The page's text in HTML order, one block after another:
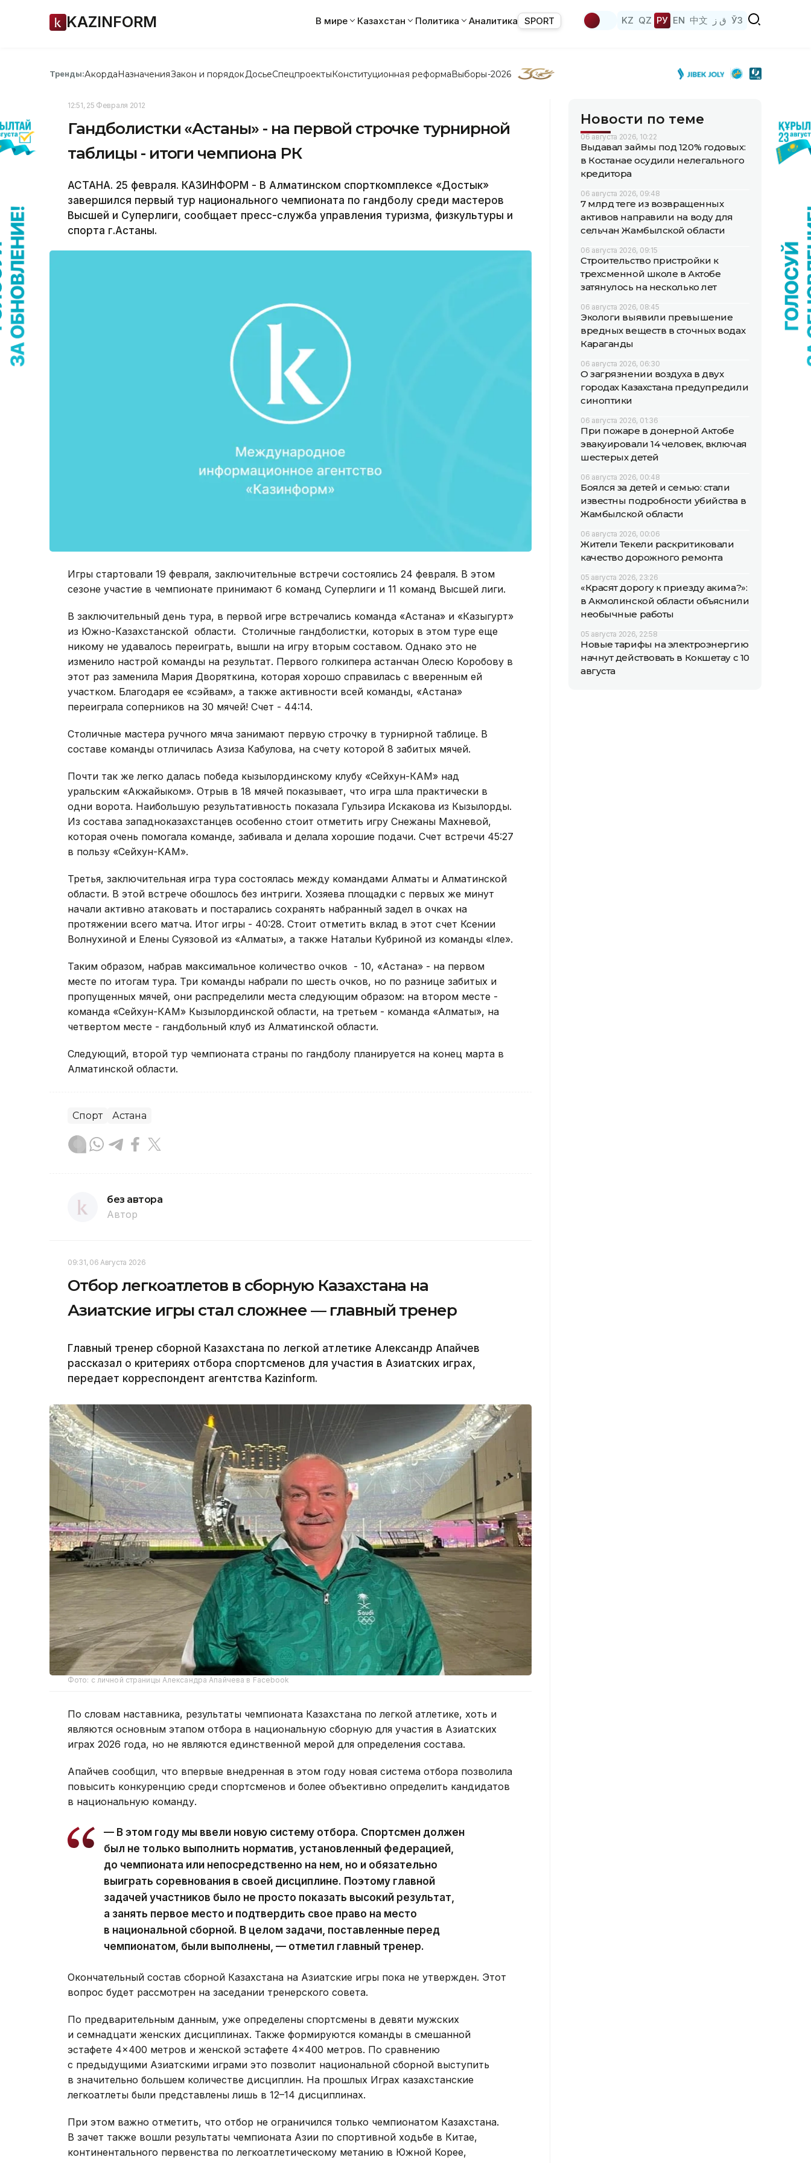
KAZINFORM В мире Казахстан Политика Аналитика SPORT KZ QZ РУ EN 中文 ق ز ЎЗ
Тренды:АкордаНазначенияЗакон и порядок ДосьеСпецпроектыКонституционная реформаВыборы-2026
12:51, 25 Февраля 2012
Гандболистки «Астаны» - на первой строчке турнирной
таблицы - итоги чемпиона РК
АСТАНА. 25 февраля. КАЗИНФОРМ - В Алматинском спорткомплексе «Достык»
завершился первый тур национального чемпионата по гандболу среди мастеров
Высшей и Суперлиги, сообщает пресс-служба управления туризма, физкультуры и
спорта г.Астаны.
Игры стартовали 19 февраля, заключительные встречи состоялись 24 февраля. В этом
сезоне участие в чемпионате принимают 6 команд Суперлиги и 11 команд Высшей лиги.
В заключительный день тура, в первой игре встречались команда «Астана» и «Казыгурт»
из Южно-Казахстанской области. Столичные гандболистки, которых в этом туре еще
никому не удавалось переиграть, вышли на игру вторым составом. Однако это не
изменило настрой команды на результат. Первого голкипера астанчан Олесю Коробову в
этот раз заменила Мария Дворяткина, которая хорошо справилась с вверенным ей
участком. Благодаря ее «сэйвам», а также активности всей команды, «Астана»
переиграла соперников на 30 мячей! Счет - 44:14.
Столичные мастера ручного мяча занимают первую строчку в турнирной таблице. В
составе команды отличилась Азиза Кабулова, на счету которой 8 забитых мячей.
Почти так же легко далась победа кызылординскому клубу «Сейхун-КАМ» над
уральским «Акжайыком». Отрыв в 18 мячей показывает, что игра шла практически в
одни ворота. Наибольшую результативность показала Гульзира Искакова из Кызылорды.
Из состава западноказахстанцев особенно стоит отметить игру Снежаны Махневой,
которая очень помогала команде, забивала и делала хорошие подачи. Счет встречи 45:27
в пользу «Сейхун-КАМ».
Третья, заключительная игра тура состоялась между командами Алматы и Алматинской
области. В этой встрече обошлось без интриги. Хозяева площадки с первых же минут
начали активно атаковать и постарались сохранять набранный задел в очках на
протяжении всего матча. Итог игры - 40:28. Стоит отметить вклад в этот счет Ксении
Волнухиной и Елены Суязовой из «Алматы», а также Натальи Кубриной из команды «Іле».
Таким образом, набрав максимальное количество очков - 10, «Астана» - на первом
месте по итогам тура. Три команды набрали по шесть очков, но по разнице забитых и
пропущенных мячей, они распределили места следующим образом: на втором месте -
команда «Сейхун-КАМ» Кызылординской области, на третьем - команда «Алматы», на
четвертом месте - гандбольный клуб из Алматинской области.
Следующий, второй тур чемпионата страны по гандболу планируется на конец марта в
Алматинской области.
Спорт Астана
без автора
Автор
09:31, 06 Августа 2026
Отбор легкоатлетов в сборную Казахстана на
Азиатские игры стал сложнее — главный тренер
Главный тренер сборной Казахстана по легкой атлетике Александр Апайчев
рассказал о критериях отбора спортсменов для участия в Азиатских играх,
передает корреспондент агентства Kazinform.
Фото: с личной страницы Александра Апайчева в Facebook
По словам наставника, результаты чемпионата Казахстана по легкой атлетике, хоть и
являются основным этапом отбора в национальную сборную для участия в Азиатских
играх 2026 года, но не являются единственной мерой для определения состава.
Апайчев сообщил, что впервые внедренная в этом году новая система отбора позволила
повысить конкуренцию среди спортсменов и более объективно определить кандидатов
в национальную команду.
— В этом году мы ввели новую систему отбора. Спортсмен должен
был не только выполнить норматив, установленный федерацией,
до чемпионата или непосредственно на нем, но и обязательно
выиграть соревнования в своей дисциплине. Поэтому главной
задачей участников было не просто показать высокий результат,
а занять первое место и подтвердить свое право на место
в национальной сборной. В целом задачи, поставленные перед
чемпионатом, были выполнены, — отметил главный тренер.
Окончательный состав сборной Казахстана на Азиатские игры пока не утвержден. Этот
вопрос будет рассмотрен на заседании тренерского совета.
По предварительным данным, уже определены спортсмены в девяти мужских
и семнадцати женских дисциплинах. Также формируются команды в смешанной
эстафете 4×400 метров и женской эстафете 4×400 метров. По сравнению
с предыдущими Азиатскими играми это позволит национальной сборной выступить
в значительно большем количестве дисциплин. На прошлых Играх казахстанские
легкоатлеты были представлены лишь в 12–14 дисциплинах.
При этом важно отметить, что отбор не ограничился только чемпионатом Казахстана.
В зачет также вошли результаты чемпионата Азии по спортивной ходьбе в Китае,
континентального первенства по легкоатлетическому метанию в Южной Корее,
Новости по теме
06 августа 2026, 10:22
Выдавал займы под 120% годовых:
в Костанае осудили нелегального
кредитора
06 августа 2026, 09:48
7 млрд теңге из возвращенных
активов направили на воду для
сельчан Жамбылской области
06 августа 2026, 09:15
Строительство пристройки к
трехсменной школе в Актобе
затянулось на несколько лет
06 августа 2026, 08:45
Экологи выявили превышение
вредных веществ в сточных водах
Караганды
06 августа 2026, 06:30
О загрязнении воздуха в двух
городах Казахстана предупредили
синоптики
06 августа 2026, 01:36
При пожаре в донерной Актобе
эвакуировали 14 человек, включая
шестерых детей
06 августа 2026, 00:48
Боялся за детей и семью: стали
известны подробности убийства в
Жамбылской области
06 августа 2026, 00:06
Жители Текели раскритиковали
качество дорожного ремонта
05 августа 2026, 23:26
«Красят дорогу к приезду акима?»:
в Акмолинской области объяснили
необычные работы
05 августа 2026, 22:58
Новые тарифы на электроэнергию
начнут действовать в Кокшетау с 10
августа